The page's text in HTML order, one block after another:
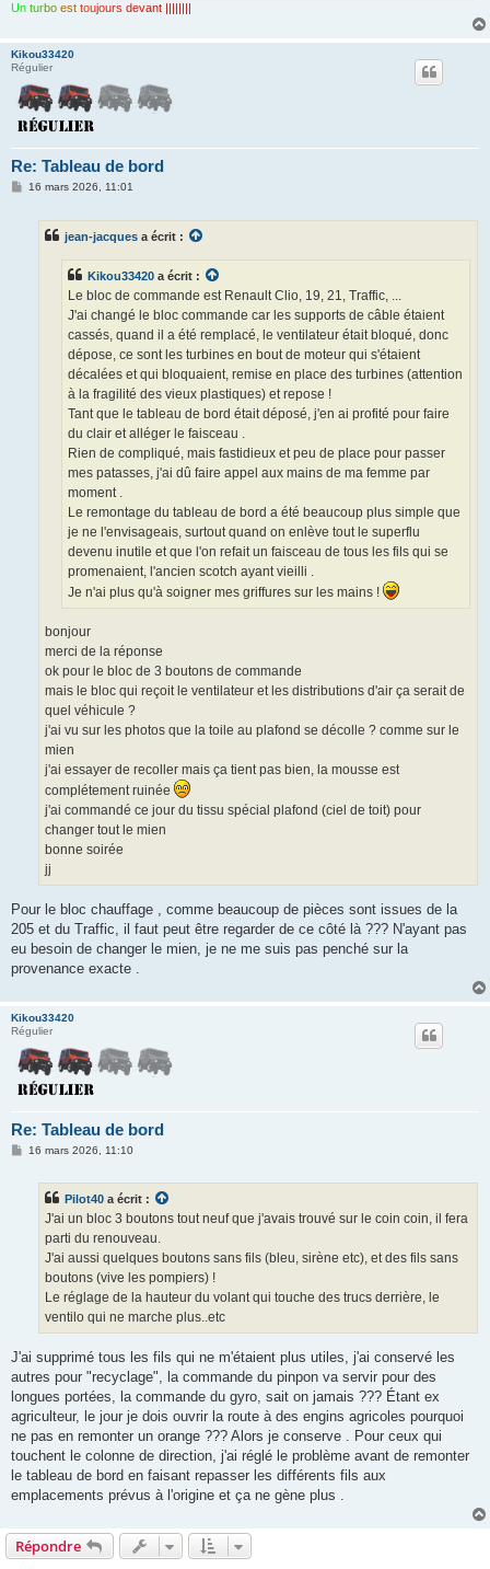
Un turbo est toujours devant ||||||||
Kikou33420
Régulier
Re: Tableau de bord
M
16 mars 2026, 11:01
jean-jacques a écrit :
Kikou33420 a écrit :
Le bloc de commande est Renault Clio, 19, 21, Traffic, ...
J'ai changé le bloc commande car les supports de câble étaient
cassés, quand il a été remplacé, le ventilateur était bloqué, donc
dépose, ce sont les turbines en bout de moteur qui s'étaient
décalées et qui bloquaient, remise en place des turbines (attention
à la fragilité des vieux plastiques) et repose !
Tant que le tableau de bord était déposé, j'en ai profité pour faire
du clair et alléger le faisceau .
Rien de compliqué, mais fastidieux et peu de place pour passer
mes patasses, j'ai dû faire appel aux mains de ma femme par
moment .
Le remontage du tableau de bord a été beaucoup plus simple que
je ne l'envisageais, surtout quand on enlève tout le superflu
devenu inutile et que l'on refait un faisceau de tous les fils qui se
promenaient, l'ancien scotch ayant vieilli .
Je n'ai plus qu'à soigner mes griffures sur les mains !
bonjour
merci de la réponse
ok pour le bloc de 3 boutons de commande
mais le bloc qui reçoit le ventilateur et les distributions d'air ça serait de
quel véhicule ?
j'ai vu sur les photos que la toile au plafond se décolle ? comme sur le
mien
j'ai essayer de recoller mais ça tient pas bien, la mousse est
complétement ruinée
j'ai commandé ce jour du tissu spécial plafond (ciel de toit) pour
changer tout le mien
bonne soirée
jj
Pour le bloc chauffage , comme beaucoup de pièces sont issues de la
205 et du Traffic, il faut peut être regarder de ce côté là ??? N'ayant pas
eu besoin de changer le mien, je ne me suis pas penché sur la
provenance exacte .
Kikou33420
Régulier
Re: Tableau de bord
M16 mars 2026, 11:10
Pilot40 a écrit :
J'ai un bloc 3 boutons tout neuf que j'avais trouvé sur le coin coin, il fera
parti du renouveau.
J'ai aussi quelques boutons sans fils (bleu, sirène etc), et des fils sans
boutons (vive les pompiers) !
Le réglage de la hauteur du volant qui touche des trucs derrière, le
ventilo qui ne marche plus..etc
J'ai supprimé tous les fils qui ne m'étaient plus utiles, j'ai conservé les
autres pour "recyclage", la commande du pinpon va servir pour des
longues portées, la commande du gyro, sait on jamais ??? Étant ex
agriculteur, le jour je dois ouvrir la route à des engins agricoles pourquoi
ne pas en remonter un orange ??? Alors je conserve . Pour ceux qui
touchent le colonne de direction, j'ai réglé le problème avant de remonter
le tableau de bord en faisant repasser les différents fils aux
emplacements prévus à l'origine et ça ne gène plus .
Répondre